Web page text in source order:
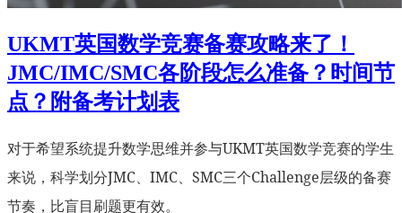
UKMT英国数学竞赛备赛攻略来了！
JMC/IMC/SMC各阶段怎么准备？时间节
点？附备考计划表
对于希望系统提升数学思维并参与UKMT英国数学竞赛的学生
来说，科学划分JMC、IMC、SMC三个Challenge层级的备赛
节奏，比盲目刷题更有效。